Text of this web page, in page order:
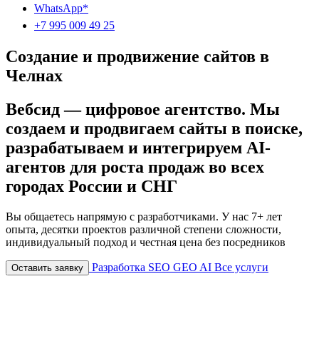
WhatsApp*
+7 995 009 49 25
Создание и продвижение сайтов в
Челнах
Вебсид — цифровое агентство. Мы
создаем и продвигаем сайты в поиске,
разрабатываем и интегрируем AI-
агентов для роста продаж во всех
городах России и СНГ
Вы общаетесь напрямую с разработчиками. У нас 7+ лет
опыта, десятки проектов различной степени сложности,
индивидуальный подход и честная цена без посредников
Оставить заявку Разработка SEO GEO AI Все услуги